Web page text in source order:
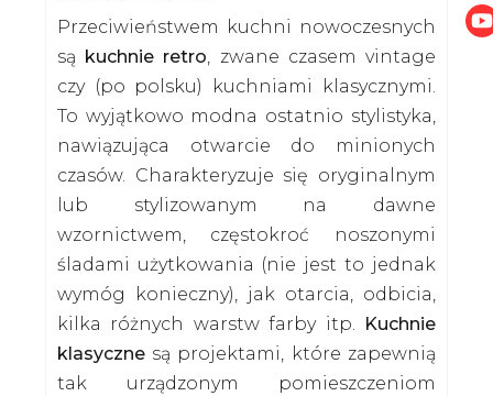
Przeciwieństwem kuchni nowoczesnych
są kuchnie retro, zwane czasem vintage
czy (po polsku) kuchniami klasycznymi.
To wyjątkowo modna ostatnio stylistyka,
nawiązująca otwarcie do minionych
czasów. Charakteryzuje się oryginalnym
lub stylizowanym na dawne
wzornictwem, częstokroć noszonymi
śladami użytkowania (nie jest to jednak
wymóg konieczny), jak otarcia, odbicia,
kilka różnych warstw farby itp. Kuchnie
klasycznesą projektami, które zapewnią
tak urządzonym pomieszczeniom